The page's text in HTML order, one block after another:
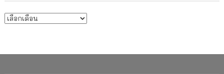
บทความรายเดือน